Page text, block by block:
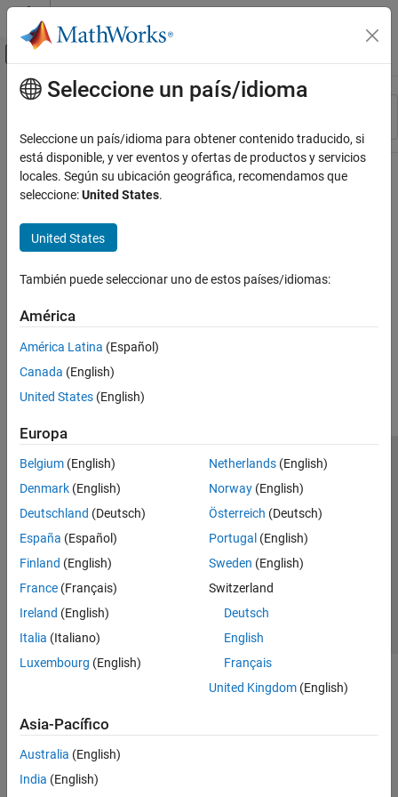
Saltar al contenido
Mostrar/ocultar menú de navegación
Recurso
Contenido principal
Seleccione un país/idioma
Seleccione un país/idioma para obtener contenido traducido, si
está disponible, y ver eventos y ofertas de productos y servicios
locales. Según su ubicación geográfica, recomendamos que
seleccione:United States.
United States
También puede seleccionar uno de estos países/idiomas:
América
América Latina (Español)
Canada (English)
United States (English)
Europa
Belgium (English)
Denmark (English)
Deutschland (Deutsch)
España (Español)
Finland (English)
France (Français)
Ireland (English)
Italia (Italiano)
Luxembourg (English)
Netherlands(English)
Norway(English)
Österreich (Deutsch)
Portugal (English)
Sweden (English)
Switzerland
Deutsch
English
Français
United Kingdom(English)
Asia-Pacífico
Australia (English)
India (English)
Centro de confianza
Marcas comerciales
Política de privacidad
Antipiratería
Estado de las aplicaciones
Información de contacto
© 1994-2026 The MathWorks, Inc.